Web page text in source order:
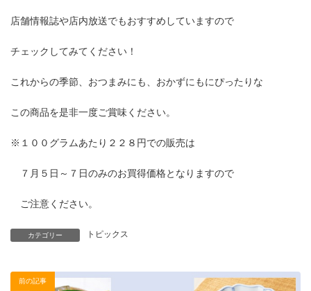
店舗情報誌や店内放送でもおすすめしていますので
チェックしてみてください！
これからの季節、おつまみにも、おかずにもにぴったりな
この商品を是非一度ご賞味ください。
※１００グラムあたり２２８円での販売は
７月５日～７日のみのお買得価格となりますので
ご注意ください。
カテゴリー トピックス
前の記事